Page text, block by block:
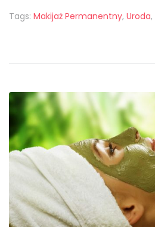
Tags: Makijaż Permanentny, Uroda,